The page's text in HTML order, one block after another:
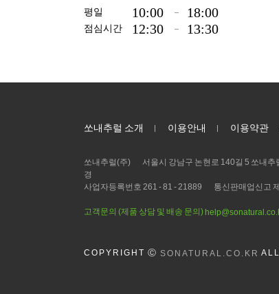
평일 10:00 18:00
점심시간 12:30 13:30
쏘내추럴 소개 이용안내 이용약관
쏘내추럴(주) 서울시 강남구 논현로 140길 5 쏘내추
경
사업자등록번호 261 - 81 - 21889
통신판매업신고
고객문의 (제품 상담 및 배송 문의)
COPYRIGHT Ⓒ SONATURAL.CO.KR